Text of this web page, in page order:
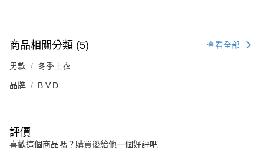
商品相關分類 (5) 查看全部
男款 冬季上衣
品牌 B.V.D.
評價
喜歡這個商品嗎？購買後給他一個好評吧